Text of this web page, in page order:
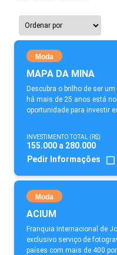
Moda
MAPA DA MINA
Descubra o brilho de ser
há mais de 25 anos está
oportunidade para investir
INVESTIMENTO TOTAL (R$)
155.000 a 280.000
Pedir Informações
Moda
ACIUM
Franquia Internacional de
exclusivo serviço de
países com mais de 400